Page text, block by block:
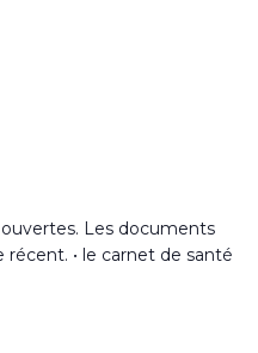
Les documents
récent. • le carnet de santé